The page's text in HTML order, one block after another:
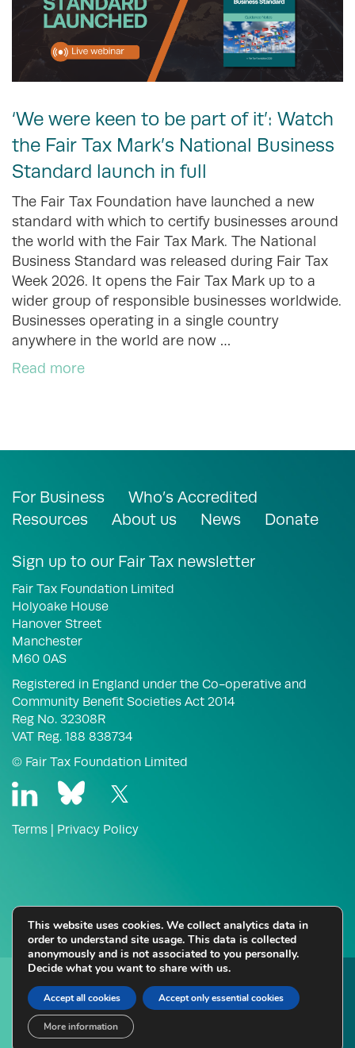
‘We were keen to be part of it’: Watch
the Fair Tax Mark’s National Business
Standard launch in full
The Fair Tax Foundation have launched a new
standard with which to certify businesses around
the world with the Fair Tax Mark. The National
Business Standard was released during Fair Tax
Week 2026. It opens the Fair Tax Mark up to a
wider group of responsible businesses worldwide.
Businesses operating in a single country
anywhere in the world are now …
Read more
For Business
Who’s Accredited
Resources
About us News Donate
Sign up to our Fair Tax newsletter
Fair Tax Foundation Limited
Holyoake House
Hanover Street
Manchester
M60 0AS
Registered in England under the Co-operative and
Community Benefit Societies Act 2014
Reg No. 32308R
VAT Reg. 188 838734
© Fair Tax Foundation Limited
Terms Privacy Policy
business?
This website uses cookies. We collect analytics data in
order to understand site usage. This data is collected
anonymously and is not associated to you personally.
Decide what you want to share with us.
Accept all cookies Accept only essential cookies
More information